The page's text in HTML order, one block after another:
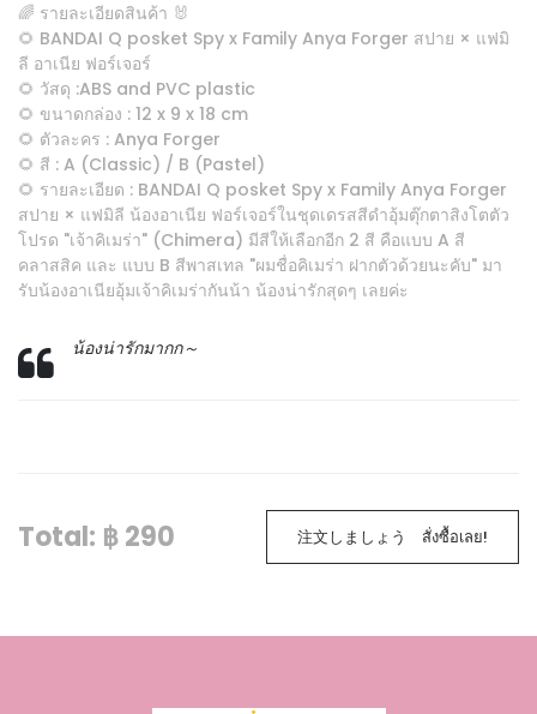
🌈 รายละเอียดสินค้า 🐰
🌻 BANDAI Q posket Spy x Family Anya Forger สปาย × แฟมิ
ลี อาเนีย ฟอร์เจอร์
🌻 วัสดุ :ABS and PVC plastic
🌻 ขนาดกล่อง : 12 x 9 x 18 cm
🌻 ตัวละคร : Anya Forger
🌻 สี : A (Classic) / B (Pastel)
🌻 รายละเอียด : BANDAI Q posket Spy x Family Anya Forger
สปาย × แฟมิลี น้องอาเนีย ฟอร์เจอร์ในชุดเดรสสีดำอุ้มตุ๊กตาสิงโตตัว
โปรด "เจ้าคิเมร่า" (Chimera) มีสีให้เลือกอีก 2 สี คือแบบ A สี
คลาสสิค และ แบบ B สีพาสเทล "ผมชื่อคิเมร่า ฝากตัวด้วยนะคับ" มา
รับน้องอาเนียอุ้มเจ้าคิเมร่ากันน้า น้องน่ารักสุดๆ เลยค่ะ
น้องน่ารักมากก～
Total: ฿ 290 注文しましょう สั่งซื้อเลย!